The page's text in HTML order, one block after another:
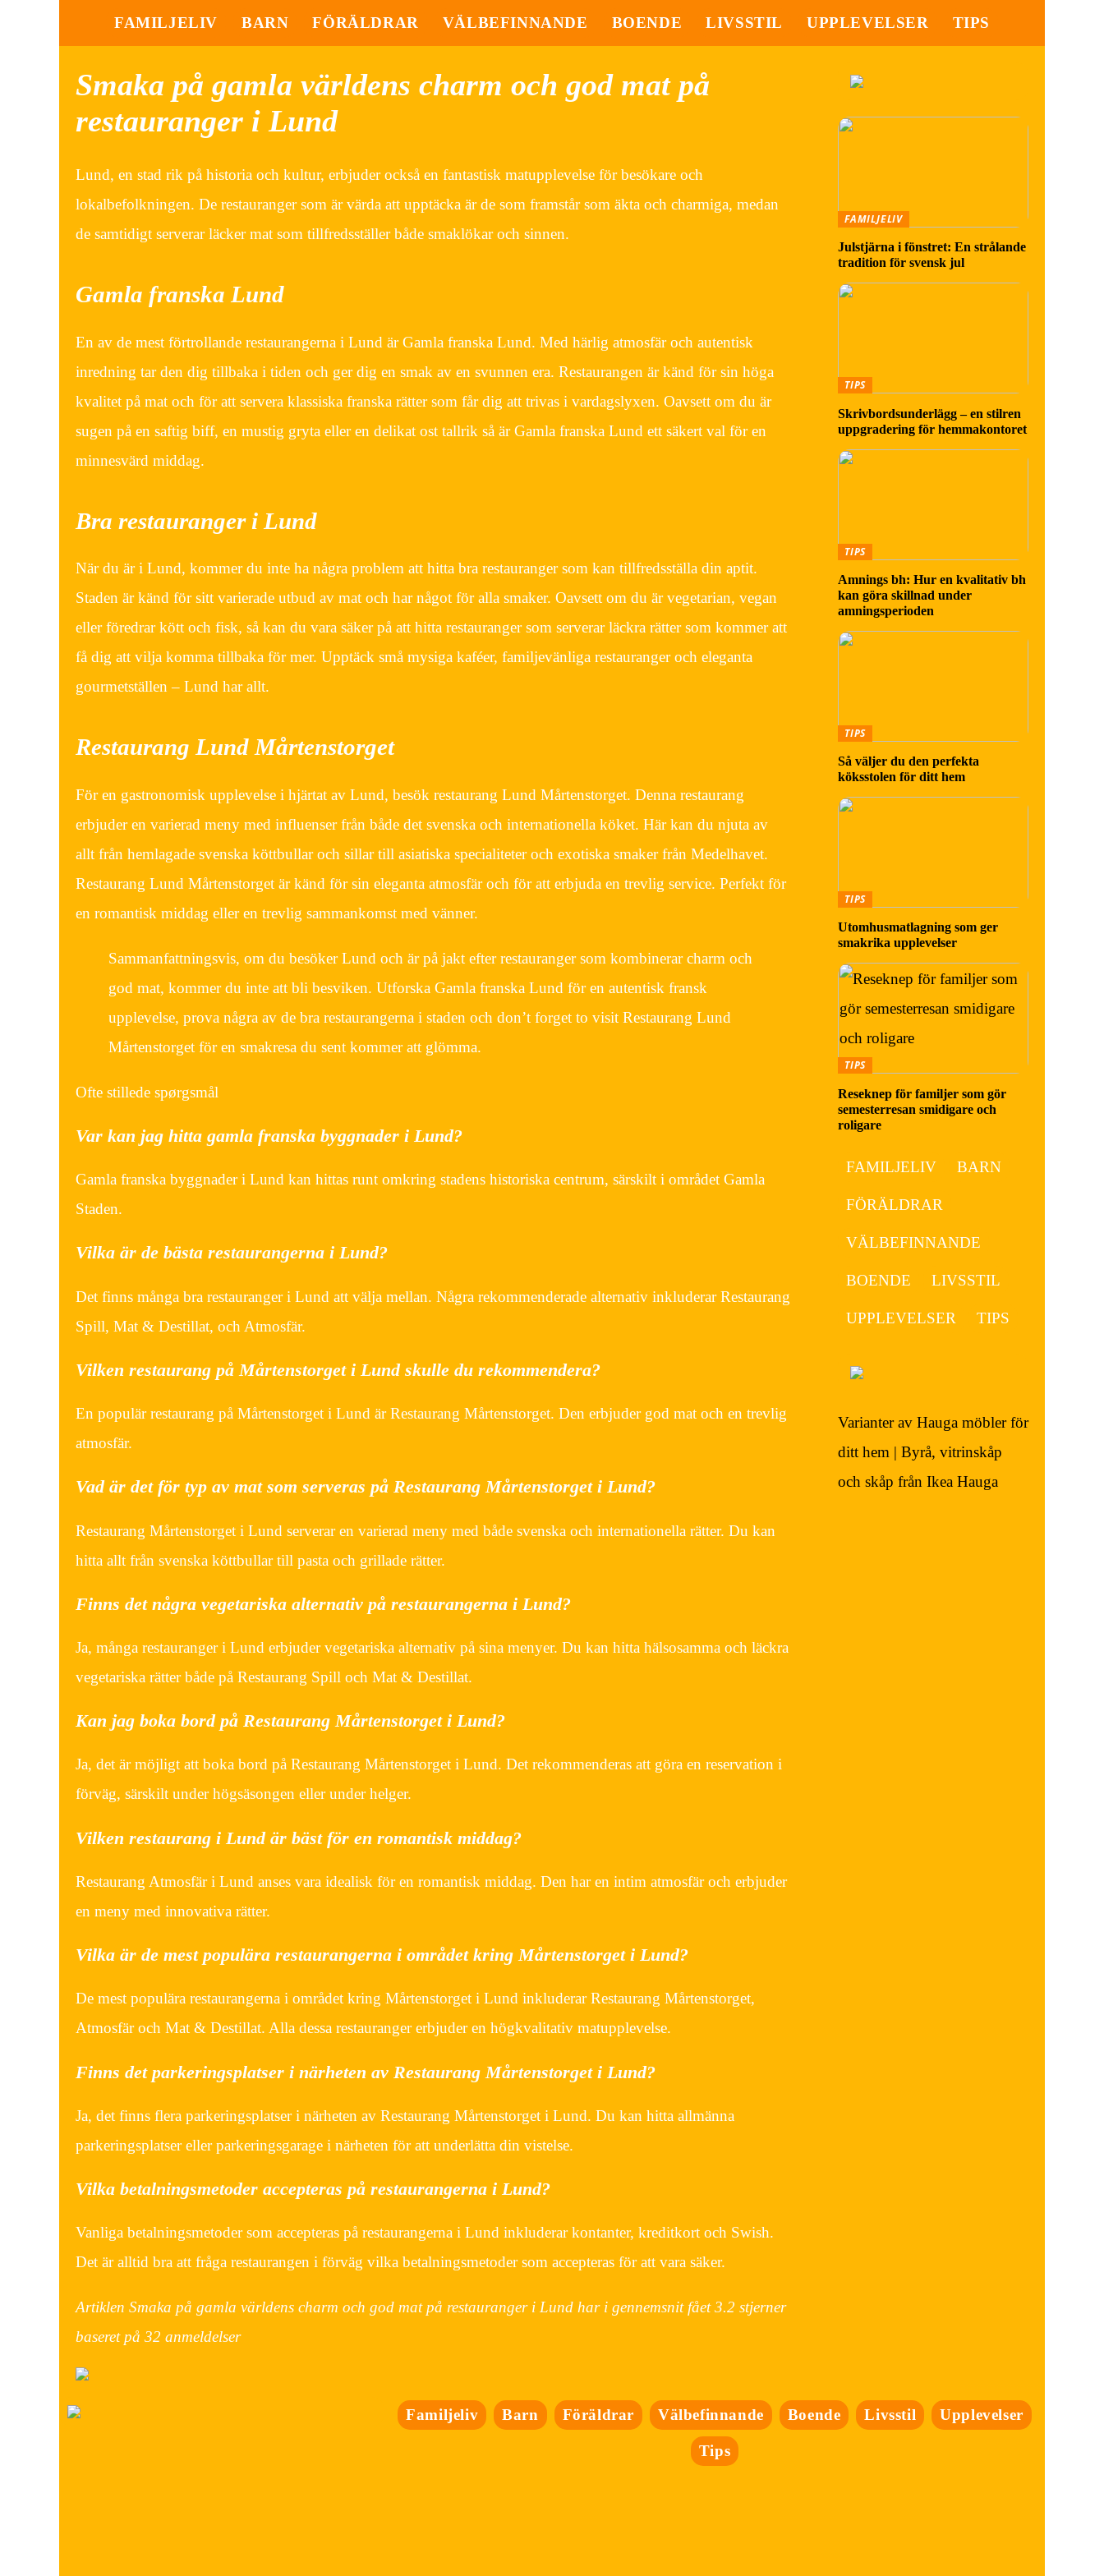
FAMILJELIV BARN FÖRÄLDRAR VÄLBEFINNANDE BOENDE LIVSSTIL UPPLEVELSER TIPS
Smaka på gamla världens charm och god mat på
restauranger i Lund
Lund, en stad rik på historia och kultur, erbjuder också en fantastisk matupplevelse för besökare och
lokalbefolkningen. De restauranger som är värda att upptäcka är de som framstår som äkta och charmiga, medan
de samtidigt serverar läcker mat som tillfredsställer både smaklökar och sinnen.
Gamla franska Lund
En av de mest förtrollande restaurangerna i Lund är Gamla franska Lund. Med härlig atmosfär och autentisk
inredning tar den dig tillbaka i tiden och ger dig en smak av en svunnen era. Restaurangen är känd för sin höga
kvalitet på mat och för att servera klassiska franska rätter som får dig att trivas i vardagslyxen. Oavsett om du är
sugen på en saftig biff, en mustig gryta eller en delikat ost tallrik så är Gamla franska Lund ett säkert val för en
minnesvärd middag.
Bra restauranger i Lund
När du är i Lund, kommer du inte ha några problem att hitta bra restauranger som kan tillfredsställa din aptit.
Staden är känd för sitt varierade utbud av mat och har något för alla smaker. Oavsett om du är vegetarian, vegan
eller föredrar kött och fisk, så kan du vara säker på att hitta restauranger som serverar läckra rätter som kommer att
få dig att vilja komma tillbaka för mer. Upptäck små mysiga kaféer, familjevänliga restauranger och eleganta
gourmetställen – Lund har allt.
Restaurang Lund Mårtenstorget
För en gastronomisk upplevelse i hjärtat av Lund, besök restaurang Lund Mårtenstorget. Denna restaurang
erbjuder en varierad meny med influenser från både det svenska och internationella köket. Här kan du njuta av
allt från hemlagade svenska köttbullar och sillar till asiatiska specialiteter och exotiska smaker från Medelhavet.
Restaurang Lund Mårtenstorget är känd för sin eleganta atmosfär och för att erbjuda en trevlig service. Perfekt för
en romantisk middag eller en trevlig sammankomst med vänner.
Sammanfattningsvis, om du besöker Lund och är på jakt efter restauranger som kombinerar charm och
god mat, kommer du inte att bli besviken. Utforska Gamla franska Lund för en autentisk fransk
upplevelse, prova några av de bra restaurangerna i staden och don’t forget to visit Restaurang Lund
Mårtenstorget för en smakresa du sent kommer att glömma.
Ofte stillede spørgsmål
Var kan jag hitta gamla franska byggnader i Lund?
Gamla franska byggnader i Lund kan hittas runt omkring stadens historiska centrum, särskilt i området Gamla
Staden.
Vilka är de bästa restaurangerna i Lund?
Det finns många bra restauranger i Lund att välja mellan. Några rekommenderade alternativ inkluderar Restaurang
Spill, Mat & Destillat, och Atmosfär.
Vilken restaurang på Mårtenstorget i Lund skulle du rekommendera?
En populär restaurang på Mårtenstorget i Lund är Restaurang Mårtenstorget. Den erbjuder god mat och en trevlig
atmosfär.
Vad är det för typ av mat som serveras på Restaurang Mårtenstorget i Lund?
Restaurang Mårtenstorget i Lund serverar en varierad meny med både svenska och internationella rätter. Du kan
hitta allt från svenska köttbullar till pasta och grillade rätter.
Finns det några vegetariska alternativ på restaurangerna i Lund?
Ja, många restauranger i Lund erbjuder vegetariska alternativ på sina menyer. Du kan hitta hälsosamma och läckra
vegetariska rätter både på Restaurang Spill och Mat & Destillat.
Kan jag boka bord på Restaurang Mårtenstorget i Lund?
Ja, det är möjligt att boka bord på Restaurang Mårtenstorget i Lund. Det rekommenderas att göra en reservation i
förväg, särskilt under högsäsongen eller under helger.
Vilken restaurang i Lund är bäst för en romantisk middag?
Restaurang Atmosfär i Lund anses vara idealisk för en romantisk middag. Den har en intim atmosfär och erbjuder
en meny med innovativa rätter.
Vilka är de mest populära restaurangerna i området kring Mårtenstorget i Lund?
De mest populära restaurangerna i området kring Mårtenstorget i Lund inkluderar Restaurang Mårtenstorget,
Atmosfär och Mat & Destillat. Alla dessa restauranger erbjuder en högkvalitativ matupplevelse.
Finns det parkeringsplatser i närheten av Restaurang Mårtenstorget i Lund?
Ja, det finns flera parkeringsplatser i närheten av Restaurang Mårtenstorget i Lund. Du kan hitta allmänna
parkeringsplatser eller parkeringsgarage i närheten för att underlätta din vistelse.
Vilka betalningsmetoder accepteras på restaurangerna i Lund?
Vanliga betalningsmetoder som accepteras på restaurangerna i Lund inkluderar kontanter, kreditkort och Swish.
Det är alltid bra att fråga restaurangen i förväg vilka betalningsmetoder som accepteras för att vara säker.
Artiklen Smaka på gamla världens charm och god mat på restauranger i Lund har i gennemsnit fået3.2 stjerner
baseret på 32 anmeldelser
FAMILJELIV
Julstjärna i fönstret: En strålande
tradition för svensk jul
TIPS
Skrivbordsunderlägg – en stilren
uppgradering för hemmakontoret
TIPS
Amnings bh: Hur en kvalitativ bh
kan göra skillnad under
amningsperioden
TIPS
Så väljer du den perfekta
köksstolen för ditt hem
TIPS
Utomhusmatlagning som ger
smakrika upplevelser
TIPS
Reseknep för familjer som gör
semesterresan smidigare och
roligare
FAMILJELIV BARN
FÖRÄLDRAR
VÄLBEFINNANDE
BOENDE LIVSSTIL
UPPLEVELSER TIPS
Varianter av Hauga möbler för
ditt hem | Byrå, vitrinskåp
och skåp från Ikea Hauga
Familjeliv Barn Föräldrar Välbefinnande Boende Livsstil Upplevelser
Tips